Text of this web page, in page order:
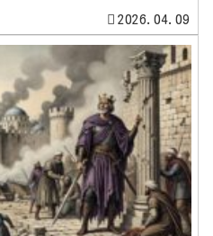
2026.04.09